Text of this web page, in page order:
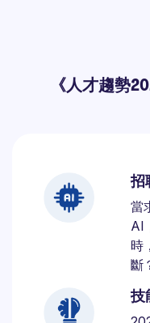
《人才趨勢
招
當
AI
時
斷
技